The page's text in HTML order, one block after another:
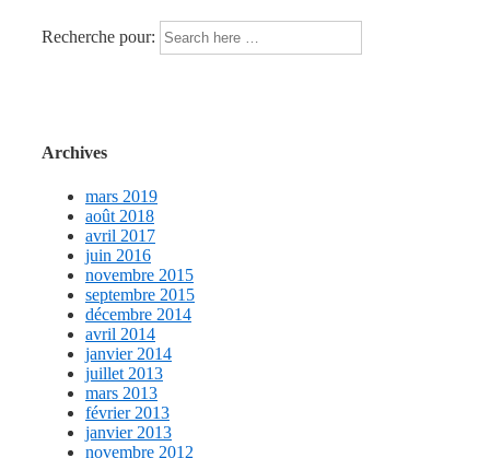
Recherche pour:
Archives
mars 2019
août 2018
avril 2017
juin 2016
novembre 2015
septembre 2015
décembre 2014
avril 2014
janvier 2014
juillet 2013
mars 2013
février 2013
janvier 2013
novembre 2012